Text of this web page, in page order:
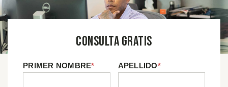
Consulta Gratis
PRIMER NOMBRE* APELLIDO*